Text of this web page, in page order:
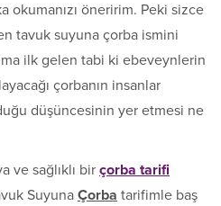
okumanızı öneririm. Peki sizce
tavuk suyuna çorba ismini
ilk gelen tabi ki ebeveynlerin
çorbanın insanlar
düşüncesinin yer etmesi ne
ve sağlıklı bir çorba tarifi
Suyuna Çorba tarifimle baş